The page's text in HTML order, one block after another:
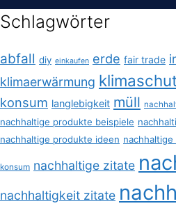
Schlagwörter
abfall diy einkaufen erde fair trade
klimaerwärmung
konsum langlebigkeit müll
nachhaltige produkte beispiele
nachhaltige produkte ideen
konsum nachhaltige zitate
nachhaltigkeit zitate